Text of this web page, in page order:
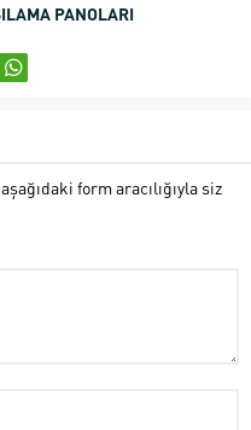
PANOLARI
form aracılığıyla siz